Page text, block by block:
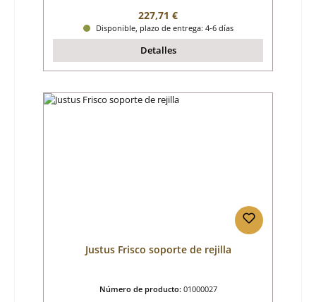
Precio normal:
227,71 €
Disponible, plazo de entrega: 4-6 días
Detalles
Justus Frisco soporte de rejilla
Número de producto: 01000027